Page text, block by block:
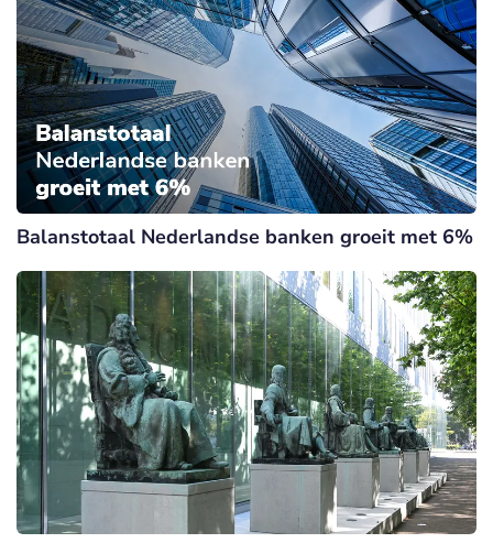
Balanstotaal Nederlandse banken groeit met 6%